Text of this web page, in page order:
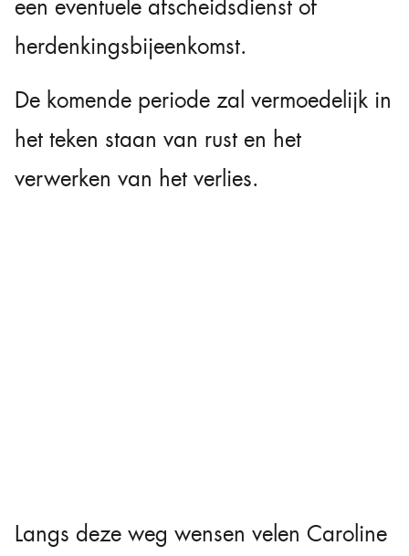
een eventuele afscheidsdienst of
herdenkingsbijeenkomst.
De komende periode zal vermoedelijk in
het teken staan van rust en het
verwerken van het verlies.
Langs deze weg wensen velen Caroline